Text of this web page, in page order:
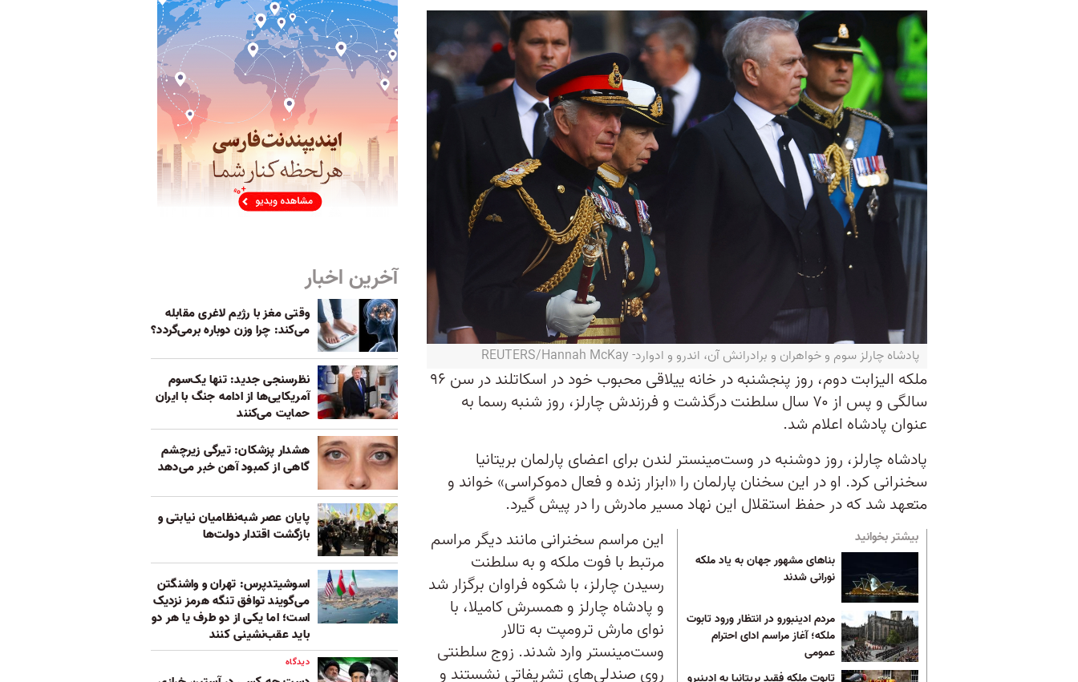
پادشاه چارلز سوم و خواهران و برادرانش آن، اندرو و ادوارد- REUTERS/Hannah McKay
ملکه الیزابت دوم، روز پنجشنبه در خانه ییلاقی محبوب خود در اسکاتلند در سن ۹۶
سالگی و پس از ۷۰ سال سلطنت درگذشت و فرزندش چارلز، روز شنبه رسما به
عنوان پادشاه اعلام شد.
پادشاه چارلز، روز دوشنبه در وست‌مینستر لندن برای اعضای پارلمان بریتانیا
سخنرانی کرد. او در این سخنان پارلمان را «ابزار زنده و فعال دموکراسی» خواند و
متعهد شد که در حفظ استقلال این نهاد مسیر مادرش را در پیش گیرد.
بیشتر بخوانید
بناهای مشهور جهان به یاد ملکه
نورانی شدند
مردم ادینبورو در انتظار ورود تابوت
ملکه؛ آغاز مراسم ادای احترام
عمومی
این مراسم سخنرانی مانند دیگر مراسم
مرتبط با فوت ملکه و به سلطنت
رسیدن چارلز، با شکوه فراوان برگزار شد
و پادشاه چارلز و همسرش کامیلا، با
نوای مارش ترومپت به تالار
وست‌مینستر وارد شدند. زوج سلطنتی
روی صندلی‌های تشریفاتی نشستند و
آخرین اخبار
وقتی مغز با رژیم لاغری مقابله
می‌کند: چرا وزن دوباره برمی‌گردد؟
نظرسنجی جدید: تنها یک‌سوم
آمریکایی‌ها از ادامه جنگ با ایران
حمایت می‌کنند
هشدار پزشکان: تیرگی زیرچشم
گاهی از کمبود آهن خبر می‌دهد
پایان عصر شبه‌نظامیان نیابتی و
بازگشت اقتدار دولت‌ها
اسوشیتدپرس: تهران و واشنگتن
می‌گویند توافق تنگه هرمز نزدیک
است؛ اما یکی از دو طرف یا هر دو
باید عقب‌نشینی کنند
دیدگاه